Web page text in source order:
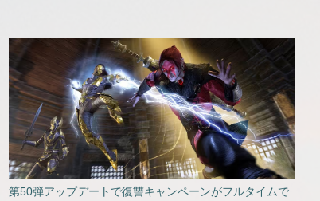
第50弾アップデートで復讐キャンペーンがフルタイムで